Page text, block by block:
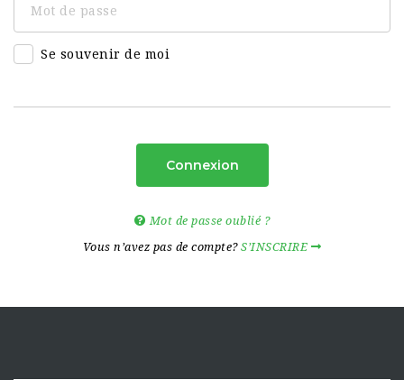
Se souvenir de moi
Connexion
Mot de passe oublié ?
Vous n’avez pas de compte?S’INSCRIRE